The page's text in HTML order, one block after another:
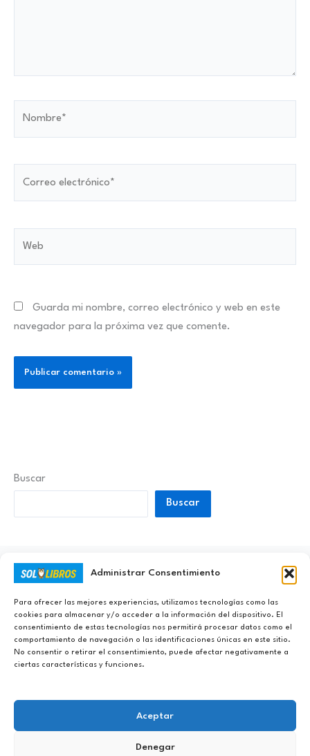
Administrar Consentimiento
Para ofrecer las mejores experiencias, utilizamos tecnologías como las
cookies para almacenar y/o acceder a la información del dispositivo. El
consentimiento de estas tecnologías nos permitirá procesar datos como el
comportamiento de navegación o las identificaciones únicas en este sitio.
No consentir o retirar el consentimiento, puede afectar negativamente a
ciertas características y funciones.
Aceptar
Denegar
Guarda mi nombre, correo electrónico y web en este
navegador para la próxima vez que comente.
Buscar
Buscar
Ayúdanos a Nunca Dejar de Aprender